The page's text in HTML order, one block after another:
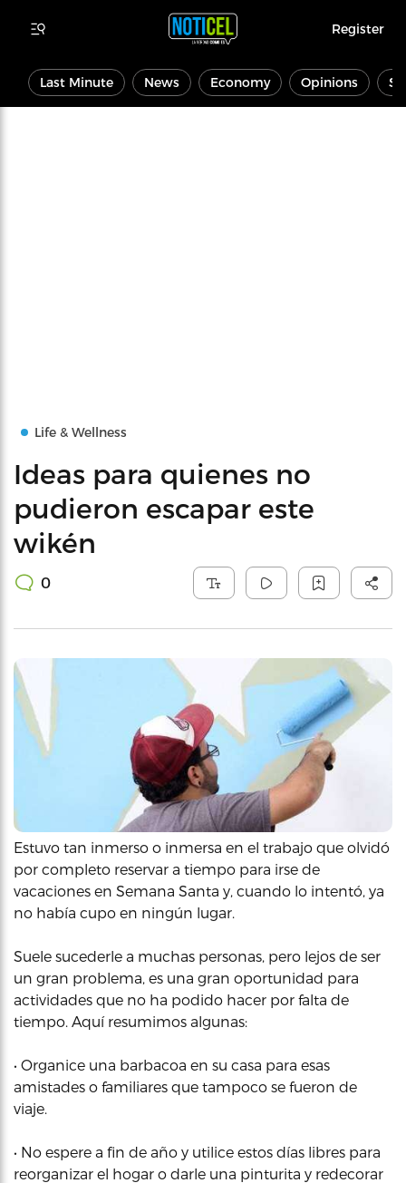
Register
Last Minute News Economy Opinions
Life & Wellness
Ideas para quienes no
pudieron escapar este
wikén
0
Estuvo tan inmerso o inmersa en el trabajo que olvidó
por completo reservar a tiempo para irse de
vacaciones en Semana Santa y, cuando lo intentó, ya
no había cupo en ningún lugar.
Suele sucederle a muchas personas, pero lejos de ser
un gran problema, es una gran oportunidad para
actividades que no ha podido hacer por falta de
tiempo. Aquí resumimos algunas:
• Organice una barbacoa en su casa para esas
amistades o familiares que tampoco se fueron de
viaje.
• No espere a fin de año y utilice estos días libres para
reorganizar el hogar o darle una pinturita y redecorar